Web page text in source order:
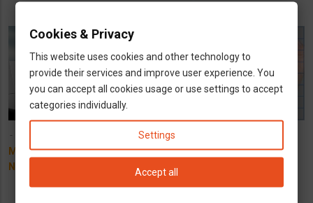
Mi változott a héten
Németországban?
19 July 2022
További könnyítés alacsony
jövedelmű családoknak
Cookies & Privacy
This website uses cookies and other technology to
provide their services and improve user experience. You
you can accept all cookies usage or use settings to accept
categories individually.
Settings
Accept all